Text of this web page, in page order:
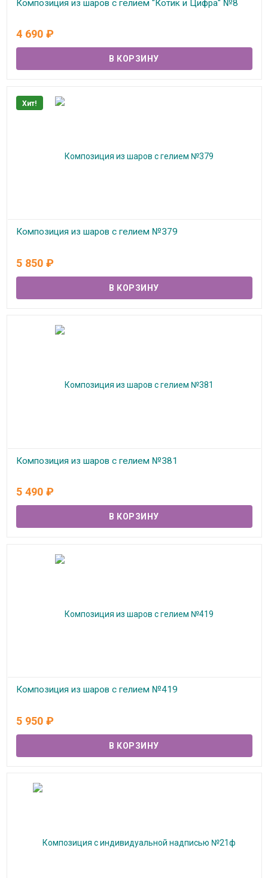
Композиция из шаров с гелием "Котик и Цифра" №8
4 690 ₽
Хит!
Композиция из шаров с гелием №379
5 850 ₽
Композиция из шаров с гелием №381
5 490 ₽
Композиция из шаров с гелием №419
5 950 ₽